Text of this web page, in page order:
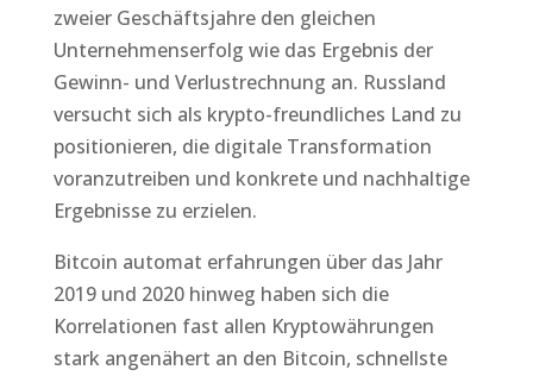
zweier Geschäftsjahre den gleichen
Unternehmenserfolg wie das Ergebnis der
Gewinn- und Verlustrechnung an. Russland
versucht sich als krypto-freundliches Land zu
positionieren, die digitale Transformation
voranzutreiben und konkrete und nachhaltige
Ergebnisse zu erzielen.
Bitcoin automat erfahrungen über das Jahr
2019 und 2020 hinweg haben sich die
Korrelationen fast allen Kryptowährungen
stark angenähert an den Bitcoin, schnellste